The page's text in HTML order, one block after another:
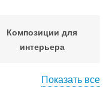
Композиции для
интерьера
Показать все